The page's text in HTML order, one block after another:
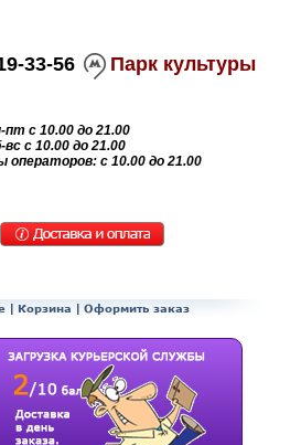
33-56 Парк культуры
с 10.00 до 21.00
с 10.00 до 21.00
с 10.00 до 21.00
| Корзина | Оформить заказ